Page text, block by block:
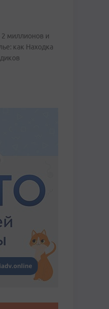
миллионов и
как Находка